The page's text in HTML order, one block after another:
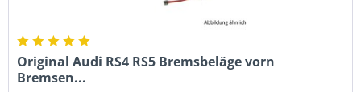
Original Audi RS4 RS5 Bremsbeläge vorn
Bremsen...